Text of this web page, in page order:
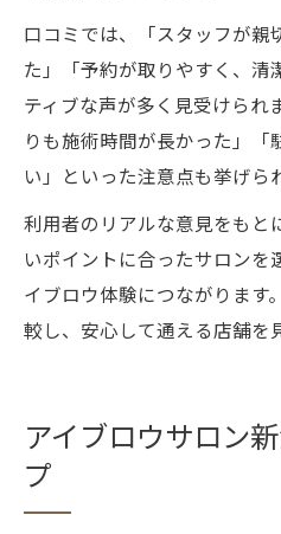
口コミでは、「スタッフが親
た」「予約が取りやすく、清
ティブな声が多く見受けられ
りも施術時間が長かった」「
い」といった注意点も挙げら
利用者のリアルな意見をもと
いポイントに合ったサロンを
イブロウ体験につながります
較し、安心して通える店舗を
アイブロウサロン
プ